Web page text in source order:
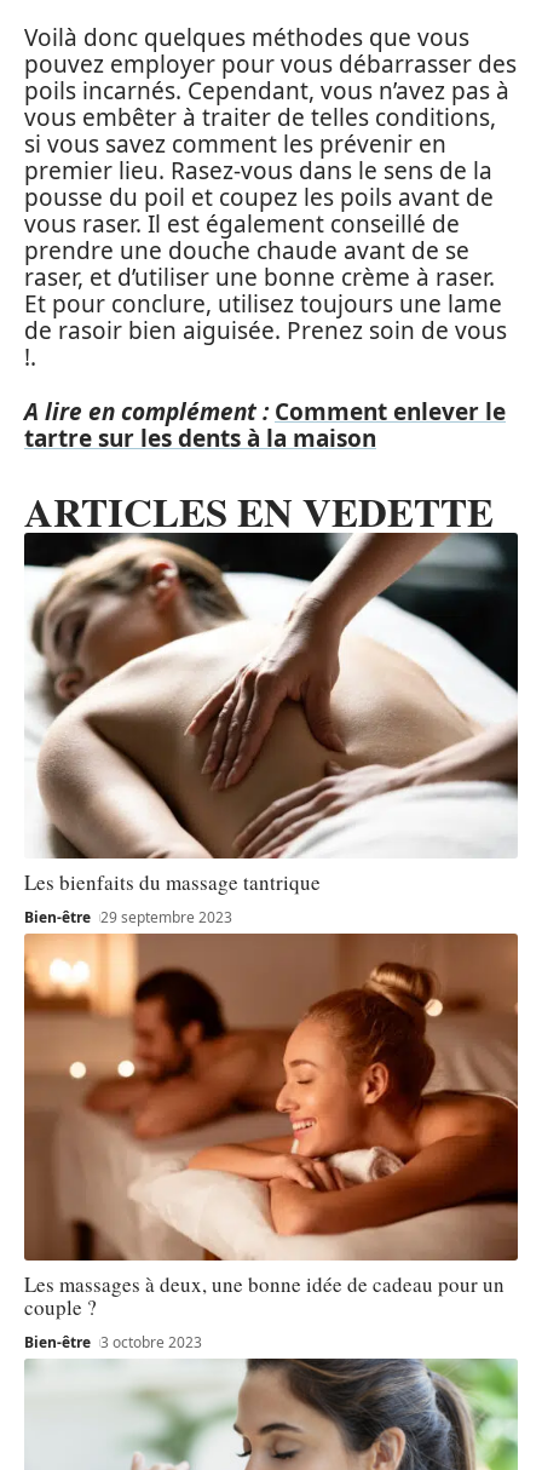
Voilà donc quelques méthodes que vous
pouvez employer pour vous débarrasser des
poils incarnés. Cependant, vous n’avez pas à
vous embêter à traiter de telles conditions,
si vous savez comment les prévenir en
premier lieu. Rasez-vous dans le sens de la
pousse du poil et coupez les poils avant de
vous raser. Il est également conseillé de
prendre une douche chaude avant de se
raser, et d’utiliser une bonne crème à raser.
Et pour conclure, utilisez toujours une lame
de rasoir bien aiguisée. Prenez soin de vous
!.
A lire en complément : Comment enlever le
tartre sur les dents à la maison
ARTICLES EN VEDETTE
Les bienfaits du massage tantrique
Bien-être 29 septembre 2023
Les massages à deux, une bonne idée de cadeau pour un
couple ?
Bien-être 3 octobre 2023